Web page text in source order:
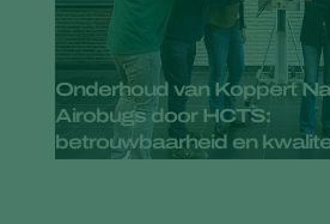
Onderhoud van Koppert
Airobugs door HCTS:
betrouwbaarheid en